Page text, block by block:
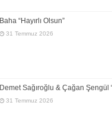
Baha “Hayırlı Olsun”
31 Temmuz 2026
Demet Sağıroğlu & Çağan Şengül
31 Temmuz 2026